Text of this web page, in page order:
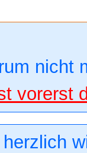
nicht
vorerst